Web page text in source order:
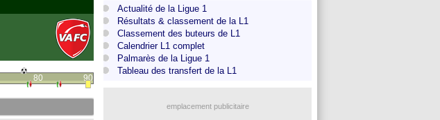
80 90
Actualité de la Ligue 1
Résultats & classement de la L1
Classement des buteurs de L1
Calendrier L1 complet
Palmarès de la Ligue 1
Tableau des transfert de la L1
emplacement publicitaire